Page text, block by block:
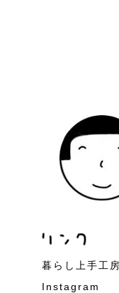
暮らし上手工
Instagram